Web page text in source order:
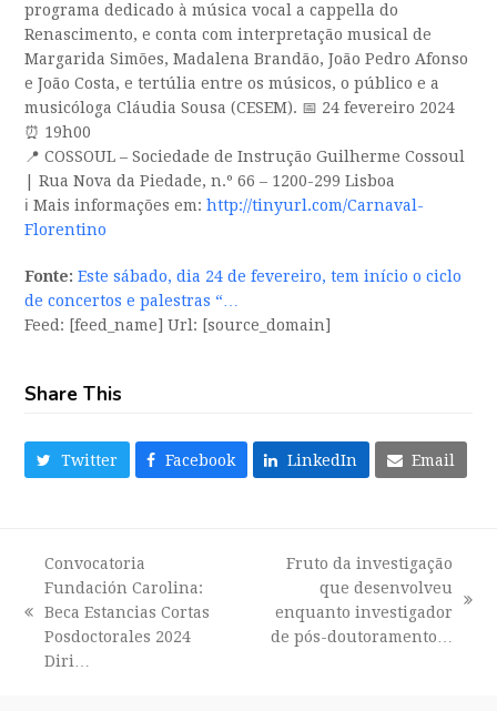
programa dedicado à música vocal a cappella do
Renascimento, e conta com interpretação musical de
Margarida Simões, Madalena Brandão, João Pedro Afonso
e João Costa, e tertúlia entre os músicos, o público e a
musicóloga Cláudia Sousa (CESEM). 📅 24 fevereiro 2024
⏰ 19h00
📍 COSSOUL – Sociedade de Instrução Guilherme Cossoul
| Rua Nova da Piedade, n.º 66 – 1200-299 Lisboa
ℹ Mais informações em:http://tinyurl.com/Carnaval-
Florentino
Fonte: Este sábado, dia 24 de fevereiro, tem início o ciclo
de concertos e palestras “…
Feed: [feed_name] Url: [source_domain]
Share This
Twitter Facebook LinkedIn Email
previous
post:
Convocatoria
Fundación Carolina:
Beca Estancias Cortas
Posdoctorales 2024
Diri…
next
post:
Fruto da investigação
que desenvolveu
enquanto investigador
de pós-doutoramento…